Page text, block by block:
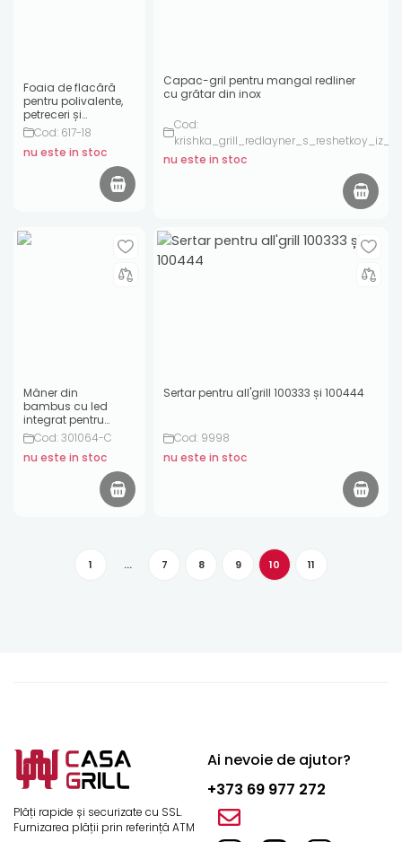
Foaia de flacără
pentru polivalente,
petreceri și
supreme
Cod: 617-18
nu este in stoc
Capac-gril pentru mangal redliner
cu grătar din inox
Cod:
nu este in stoc
Mâner din
bambus cu led
integrat pentru
grătarele CLASSIC,
Monolith
Cod: 301064-C
nu este in stoc
Sertar pentru all'grill 100333 și 100444
Cod: 9998
nu este in stoc
1 ... 7 8 9 10 11
Plăți rapide și securizate cu SSL.
Furnizarea plății prin referință ATM
Ai nevoie de ajutor?
+373 69 977 272